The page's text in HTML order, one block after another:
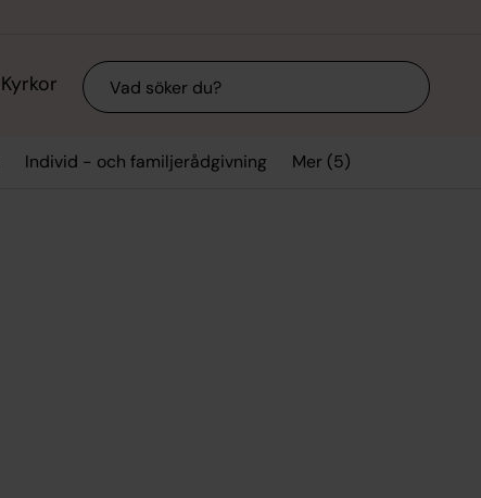
Kyrkor Sök
Individ - och familjerådgivning Mer (5)